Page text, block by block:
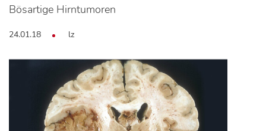
Bösartige Hirntumoren
24.01.18 lz